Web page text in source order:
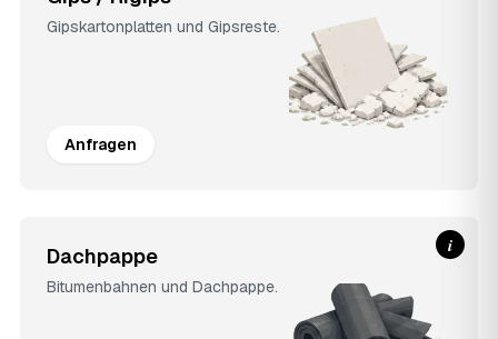
Gipskartonplatten und Gipsreste.
Anfragen
Dachpappe
Bitumenbahnen und Dachpappe.
i